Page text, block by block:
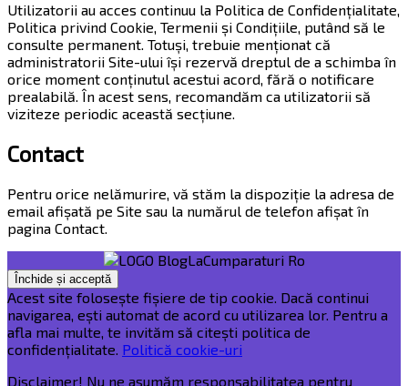
Utilizatorii au acces continuu la Politica de Confidențialitate,
Politica privind Cookie, Termenii și Condițiile, putând să le
consulte permanent. Totuși, trebuie menționat că
administratorii Site-ului își rezervă dreptul de a schimba în
orice moment conținutul acestui acord, fără o notificare
prealabilă. În acest sens, recomandăm ca utilizatorii să
viziteze periodic această secțiune.
Contact
Pentru orice nelămurire, vă stăm la dispoziție la adresa de
email afișată pe Site sau la numărul de telefon afișat în
pagina Contact.
Acest site folosește fișiere de tip cookie. Dacă continui
navigarea, ești automat de acord cu utilizarea lor. Pentru a
afla mai multe, te invităm să citești politica de
confidențialitate. Politică cookie-uri
Disclaimer! Nu ne asumăm responsabilitatea pentru